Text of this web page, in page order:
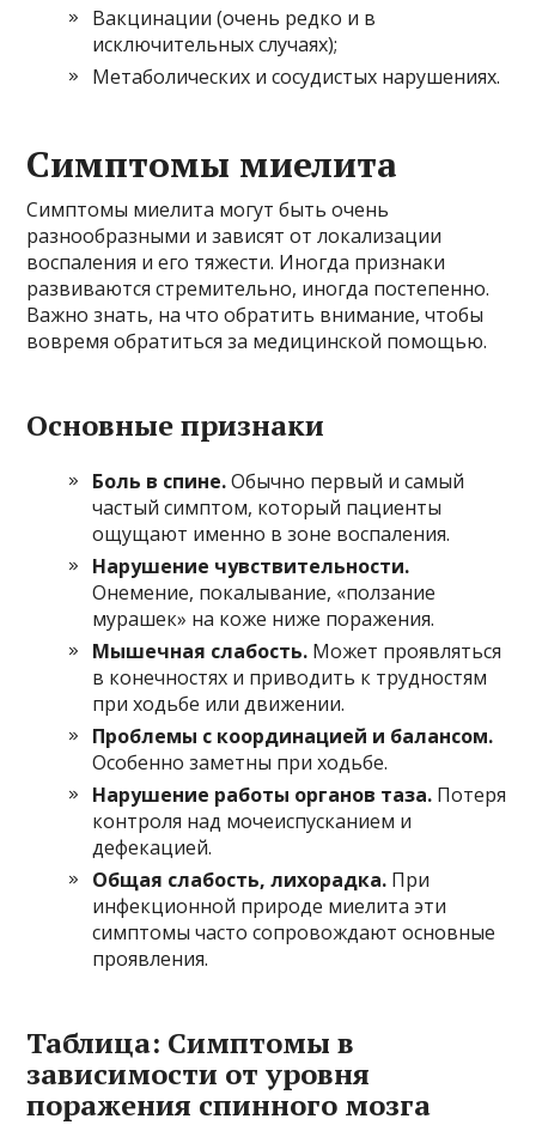
Вакцинации (очень редко и в
исключительных случаях);
Метаболических и сосудистых нарушениях.
Симптомы миелита
Симптомы миелита могут быть очень
разнообразными и зависят от локализации
воспаления и его тяжести. Иногда признаки
развиваются стремительно, иногда постепенно.
Важно знать, на что обратить внимание, чтобы
вовремя обратиться за медицинской помощью.
Основные признаки
Боль в спине.Обычно первый и самый
частый симптом, который пациенты
ощущают именно в зоне воспаления.
Нарушение чувствительности.
Онемение, покалывание, «ползание
мурашек» на коже ниже поражения.
Мышечная слабость. Может проявляться
в конечностях и приводить к трудностям
при ходьбе или движении.
Проблемы с координацией и балансом.
Особенно заметны при ходьбе.
Нарушение работы органов таза. Потеря
контроля над мочеиспусканием и
дефекацией.
Общая слабость, лихорадка. При
инфекционной природе миелита эти
симптомы часто сопровождают основные
проявления.
Таблица: Симптомы в
зависимости от уровня
поражения спинного мозга